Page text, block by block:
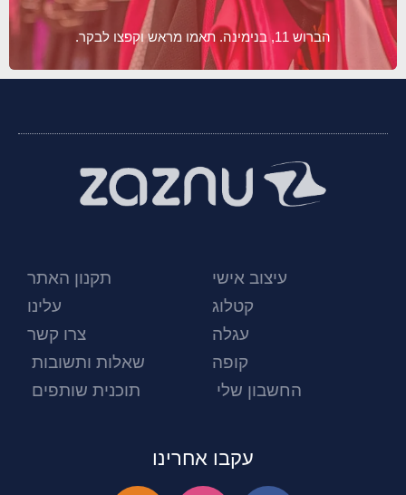
הברוש 11, בנימינה. תאמו מראש וקפצו לבקר.
עיצוב אישי
קטלוג
עגלה
קופה
החשבון שלי
תקנון האתר
עלינו
צרו קשר
שאלות ותשובות
תוכנית שותפים
עקבו אחרינו